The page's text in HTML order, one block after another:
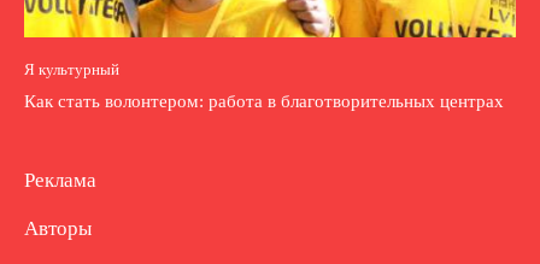
Я культурный
Как стать волонтером: работа в благотворительных центрах
Реклама
Авторы